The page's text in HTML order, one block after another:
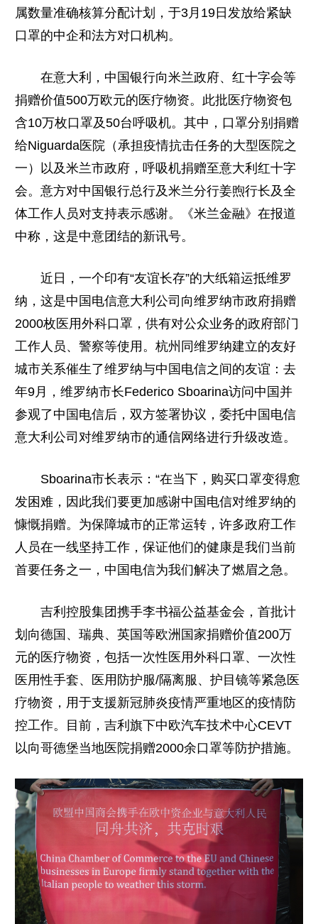
属数量准确核算分配计划，于3月19日发放给紧缺
口罩的中企和法方对口机构。
在意大利，中国银行向米兰政府、红十字会等
捐赠价值500万欧元的医疗物资。此批医疗物资包
含10万枚口罩及50台呼吸机。其中，口罩分别捐赠
给Niguarda医院（承担疫情抗击任务的大型医院之
一）以及米兰市政府，呼吸机捐赠至意大利红十字
会。意方对中国银行总行及米兰分行姜煦行长及全
体工作人员对支持表示感谢。《米兰金融》在报道
中称，这是中意团结的新讯号。
近日，一个印有“友谊长存”的大纸箱运抵维罗
纳，这是中国电信意大利公司向维罗纳市政府捐赠
2000枚医用外科口罩，供有对公众业务的政府部门
工作人员、警察等使用。杭州同维罗纳建立的友好
城市关系催生了维罗纳与中国电信之间的友谊：去
年9月，维罗纳市长Federico Sboarina访问中国并
参观了中国电信后，双方签署协议，委托中国电信
意大利公司对维罗纳市的通信网络进行升级改造。
Sboarina市长表示：“在当下，购买口罩变得愈
发困难，因此我们要更加感谢中国电信对维罗纳的
慷慨捐赠。为保障城市的正常运转，许多政府工作
人员在一线坚持工作，保证他们的健康是我们当前
首要任务之一，中国电信为我们解决了燃眉之急。
吉利控股集团携手李书福公益基金会，首批计
划向德国、瑞典、英国等欧洲国家捐赠价值200万
元的医疗物资，包括一次性医用外科口罩、一次性
医用性手套、医用防护服/隔离服、护目镜等紧急医
疗物资，用于支援新冠肺炎疫情严重地区的疫情防
控工作。目前，吉利旗下中欧汽车技术中心CEVT
以向哥德堡当地医院捐赠2000余口罩等防护措施。